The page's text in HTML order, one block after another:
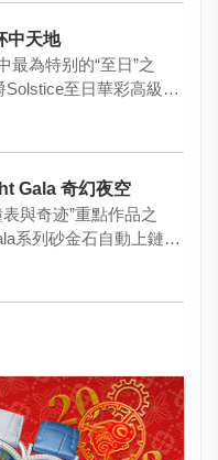
中天地
最為特别的“至日”之
至日華彩高級珠
Gala 奇幻夜空
與奇迹”重點作品之
系列砂金石自動上鏈腕